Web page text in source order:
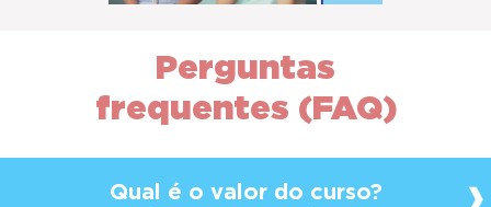
Perguntas
frequentes (FAQ)
Qual é o valor do curso?